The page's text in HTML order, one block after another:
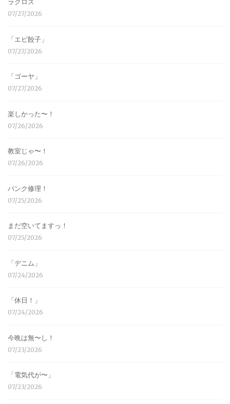
ラクロス
07/27/2026
「エビ餃子」
07/27/2026
「ゴーヤ」
07/27/2026
楽しかった〜！
07/26/2026
教室じゃ〜！
07/26/2026
パンク修理！
07/25/2026
まだ空いてますっ！
07/25/2026
「デニム」
07/24/2026
「休日！」
07/24/2026
今晩は無〜し！
07/23/2026
「電気代が〜」
07/23/2026